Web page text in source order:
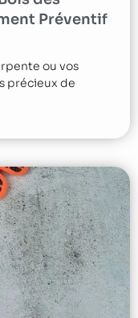
Préventif
ou vos
précieux de